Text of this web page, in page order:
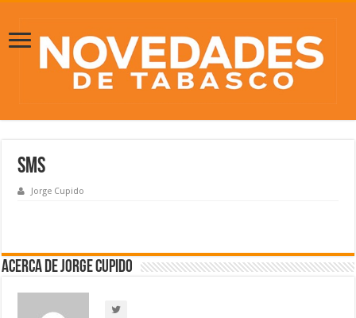
sms
Jorge Cupido
Acerca de Jorge Cupido